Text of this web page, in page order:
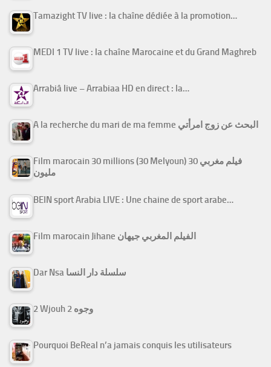
Tamazight TV live : la chaîne dédiée à la promotion…
MEDI 1 TV live : la chaîne Marocaine et du Grand Maghreb
Arrabiâ live – Arrabiaa HD en direct : la…
A la recherche du mari de ma femme البحث عن زوج امرأتي
Film marocain 30 millions (30 Melyoun) فيلم مغربي 30
مليون
BEIN sport Arabia LIVE : Une chaine de sport arabe…
Film marocain Jihane الفيلم المغربي جيهان
Dar Nsa سلسلة دار النسا
2 Wjouh 2 وجوه
Pourquoi BeReal n’a jamais conquis les utilisateurs